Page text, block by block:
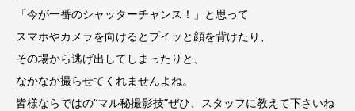
「今が一番のシャッターチャンス！」と思って
スマホやカメラを向けるとプイッと顔を背けたり、
その場から逃げ出してしまったりと、
なかなか撮らせてくれませんよね。
皆様ならではの“マル秘撮影技”ぜひ、スタッフに教えて下さいね